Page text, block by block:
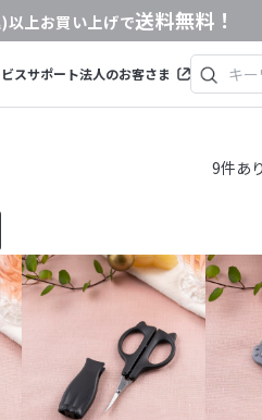
以上お買い上げで送料無料！
スサポート法人のお客さま
9件あ